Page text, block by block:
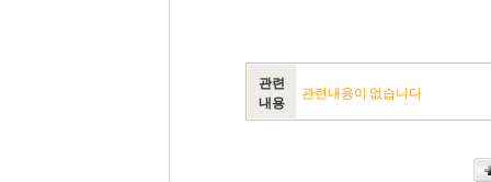
관련
내용
관련내용이 없습니다